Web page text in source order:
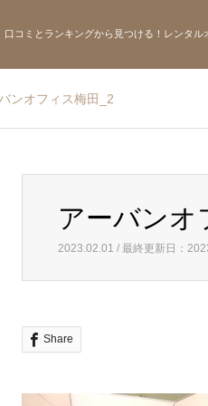
口コミとランキングから見つける！レンタル
ンオフィス梅田_2
アーバンオ
2023.02.01 / 最終更新日：
Share